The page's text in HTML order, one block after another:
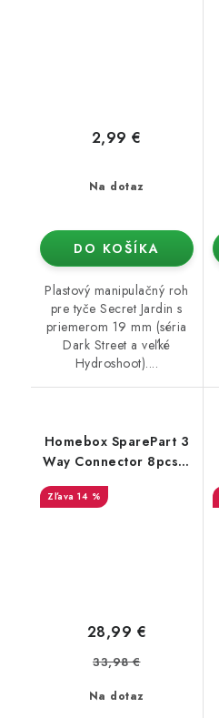
Na dotaz
2,99 €
DO KOŠÍKA
Plastový manipulačný roh
pre tyče Secret Jardin s
priemerom 19 mm (séria
Dark Street a veľké
Hydroshoot)....
Homebox SparePart 3
Way Connector 8pcs /
Set (16mm)
14 %
Na dotaz
28,99 €
33,98 €